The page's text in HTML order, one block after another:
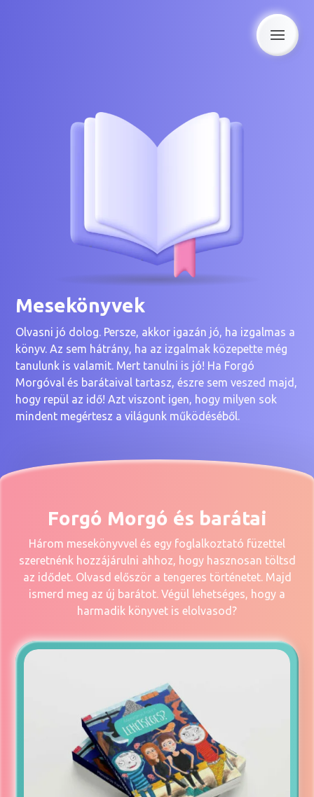
Mesekönyvek
Olvasni jó dolog. Persze, akkor igazán jó, ha izgalmas a
könyv. Az sem hátrány, ha az izgalmak közepette még
tanulunk is valamit. Mert tanulni is jó! Ha Forgó
Morgóval és barátaival tartasz, észre sem veszed majd,
hogy repül az idő! Azt viszont igen, hogy milyen sok
mindent megértesz a világunk működéséből.
Forgó Morgó és barátai
Három mesekönyvvel és egy foglalkoztató füzettel
szeretnénk hozzájárulni ahhoz, hogy hasznosan töltsd
az idődet. Olvasd először a tengeres történetet. Majd
ismerd meg az új barátot. Végül lehetséges, hogy a
harmadik könyvet is elolvasod?